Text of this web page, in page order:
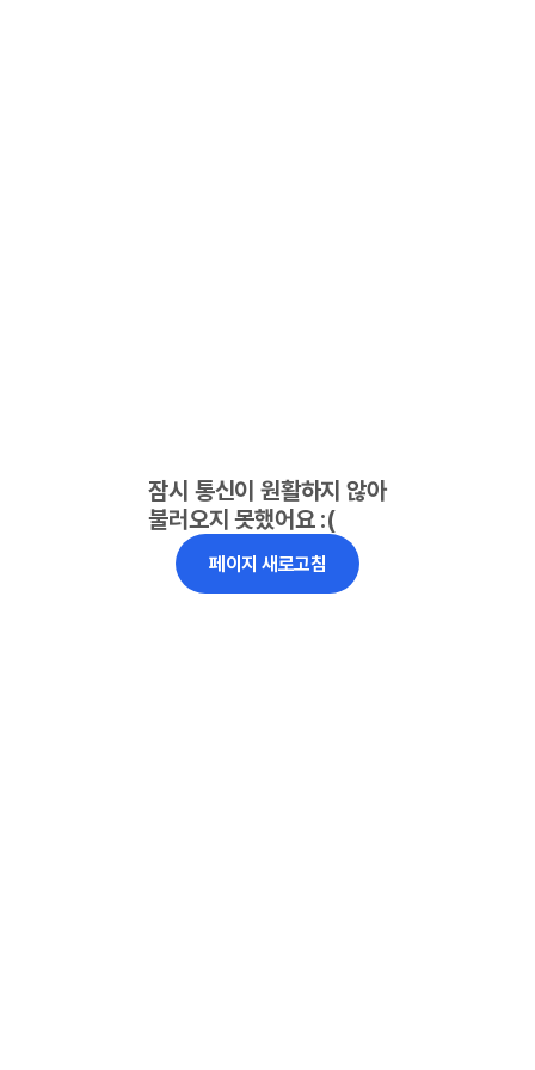
잠시 통신이 원활하지 않아
불러오지 못했어요 :(
페이지 새로고침